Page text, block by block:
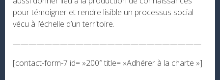
pour témoigner et rendre lisible un processus social
vécu à l’échelle d’un territoire.
————————————————————————
[contact-form-7 id= »200″ title= »Adhérer à la charte »]